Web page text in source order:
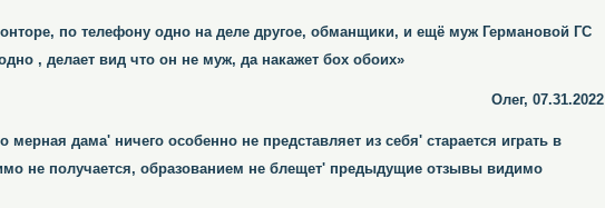
по телефону одно на деле другое, обманщики, и ещё муж Германовой ГС
, делает вид что он не муж, да накажет бох обоих»
Олег, 07.31.2022
дама' ничего особенно не представляет из себя' старается играть в
не получается, образованием не блещет' предыдущие отзывы видимо